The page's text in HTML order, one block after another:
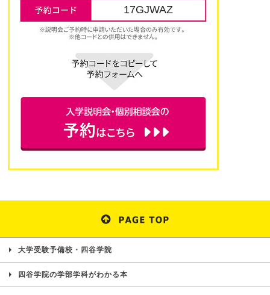
17GJWAZ
大学受験予備校・四谷学院
四谷学院の学部学科がわかる本